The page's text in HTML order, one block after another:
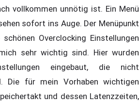
vollkommen unnötig ist. Ein Menü
sofort ins Auge. Der Menüpunkt
Overclocking Einstellungen
sehr wichtig sind. Hier wurden
eingebaut, die nicht
Die für mein Vorhaben wichtigen
und dessen Latenzzeiten,